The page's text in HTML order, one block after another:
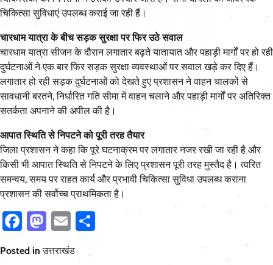
चिकित्सा सुविधाएं उपलब्ध कराई जा रही हैं।
चारधाम यात्रा के बीच सड़क सुरक्षा पर फिर उठे सवाल
चारधाम यात्रा सीजन के दौरान लगातार बढ़ते यातायात और पहाड़ी मार्गों पर हो रही
दुर्घटनाओं ने एक बार फिर सड़क सुरक्षा व्यवस्थाओं पर सवाल खड़े कर दिए हैं।
लगातार हो रही सड़क दुर्घटनाओं को देखते हुए प्रशासन ने वाहन चालकों से
सावधानी बरतने, निर्धारित गति सीमा में वाहन चलाने और पहाड़ी मार्गों पर अतिरिक्त
सतर्कता अपनाने की अपील की है।
आपात स्थिति से निपटने को पूरी तरह तैयार
जिला प्रशासन ने कहा कि पूरे घटनाक्रम पर लगातार नजर रखी जा रही है और
किसी भी आपात स्थिति से निपटने के लिए प्रशासन पूरी तरह मुस्तैद है। त्वरित
समन्वय, समय पर राहत कार्य और प्रभावी चिकित्सा सुविधा उपलब्ध कराना
प्रशासन की सर्वोच्च प्राथमिकता है।
Facebook
Mastodon
Email
Posted inउत्तराखंड